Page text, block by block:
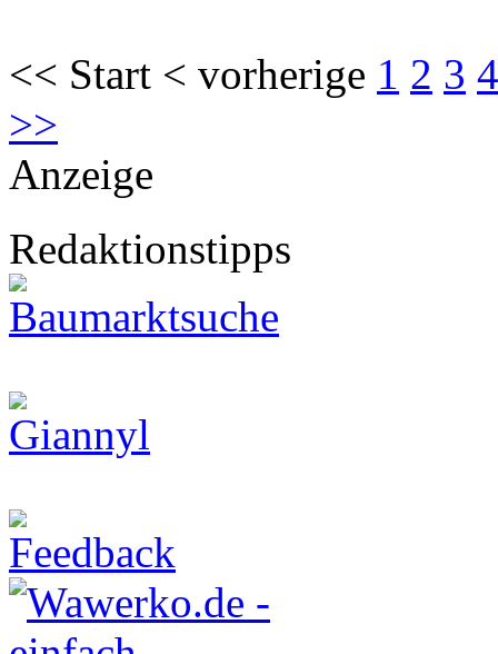
<< Start < vorherige 1 2 3 4
>>
Anzeige
Redaktionstipps